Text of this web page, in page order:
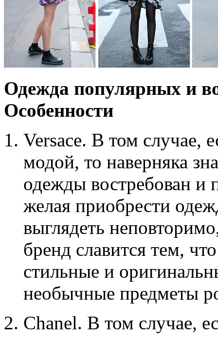
Одежда популярных и
Особенности
Versace. В том случае,
модой, то наверняка
одежды востребован и
желая приобрести
выглядеть
бренд славится тем,
стильные и
необычные предметы
Chanel. В том случае,